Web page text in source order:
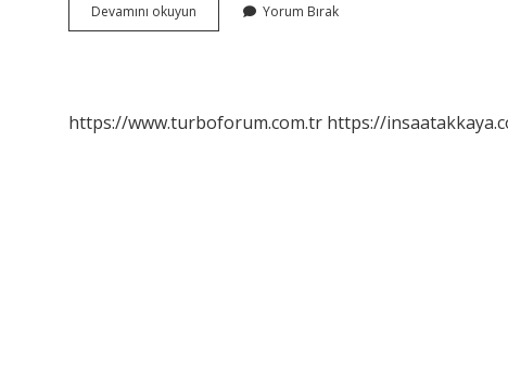
Devamını okuyun Basmakalıp
Örnek
Yorum Bırak
https://www.turboforum.com.tr https://